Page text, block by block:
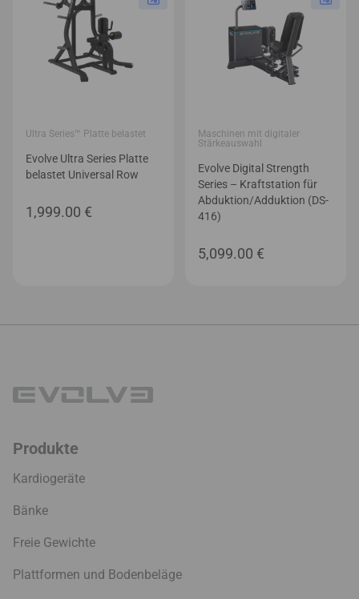
Ultra Series™ Platte belastet
Evolve Ultra Series Platte
belastet Universal Row
1,999.00 €
Maschinen mit digitaler
Stärkeauswahl
Evolve Digital Strength
Series – Kraftstation für
Abduktion/Adduktion (DS-
416)
5,099.00 €
Produkte
Kardiogeräte
Bänke
Freie Gewichte
Plattformen und Bodenbeläge